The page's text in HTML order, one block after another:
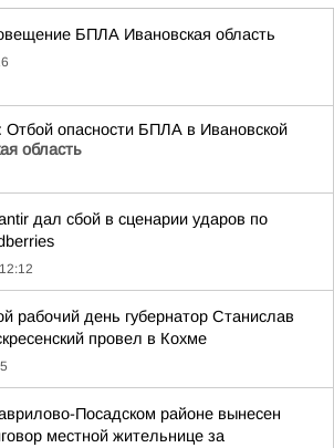
БПЛА Ивановская область
опасности БПЛА в Ивановской
область
дал сбой в сценарии ударов по
12:12
рабочий день губернатор Станислав
провел в Кохме
Посадском районе вынесен
местной жительнице за